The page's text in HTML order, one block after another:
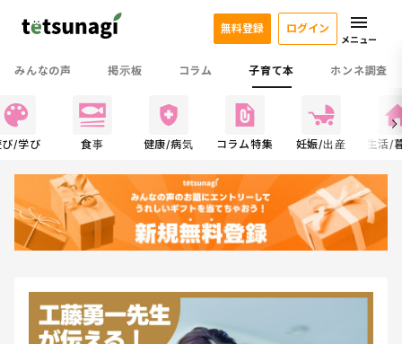
みんなの声 掲示板 コラム 子育て本 ホンネ調査
無料登録 ログイン
メニュー
び/学び 食事 健康/病気 コラム特集 妊娠/出産 生活/